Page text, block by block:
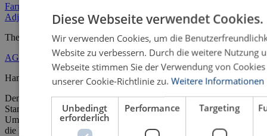
Farming Systems Analysis and Development for Programme
Adjustment Policies and Sustainable Production
The Clarendon Uplands of Jamaica
AGRARIA – Studien zur Agrarökologie
Hamburg 1994, 322 Seiten
Den
marginal areas, das heißt Gebieten mit ungünstigen natürlichen
Standortbedingungen und schwierigem sozio-ökonomischen
Umfeld, wird auch in Zukunft eine immer größere Bedeutung für
die landwirtschaftliche Produktion in den […]
Diese Webseite verwendet Cookies.
Wir verwenden Cookies, um die
Website zu verbessern. Durch die weitere Nutzung
Webseite stimmen Sie der Verwendung von
unserer Cookie-Richtlinie zu. Weitere Informationen
Unbedingt
erforderlich
Performance Targeting